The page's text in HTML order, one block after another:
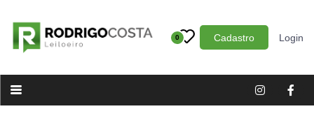
0 Cadastro Login
Categoria
Imóveis